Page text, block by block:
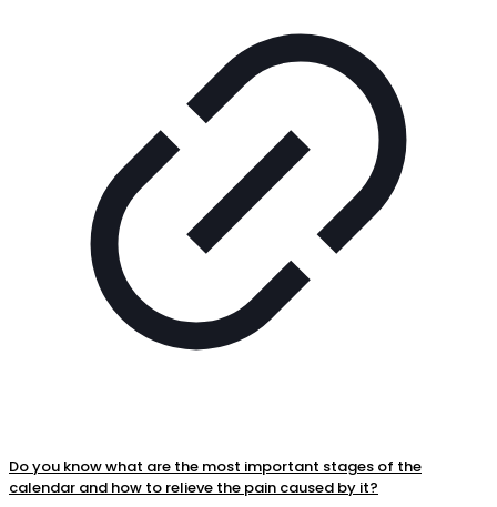
Do you know what are the most important stages of the
calendar and how to relieve the pain caused by it?